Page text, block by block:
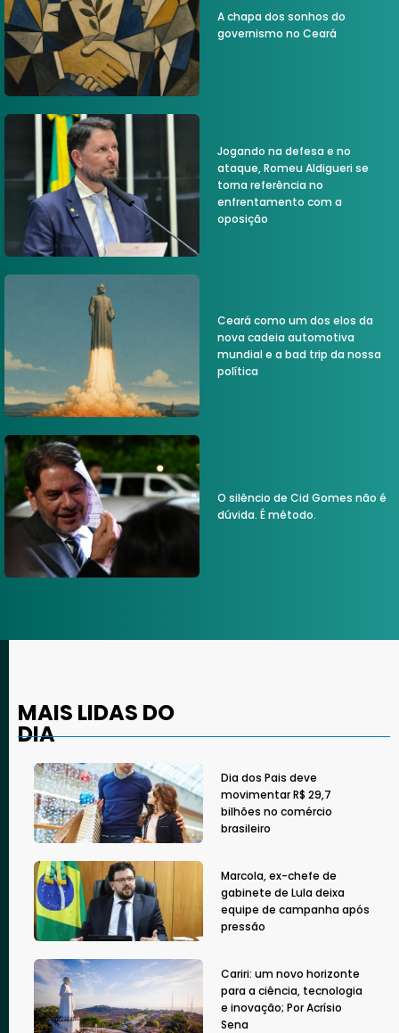
A chapa dos sonhos do
governismo no Ceará
Jogando na defesa e no
ataque, Romeu Aldigueri se
torna referência no
enfrentamento com a
oposição
Ceará como um dos elos da
nova cadeia automotiva
mundial e a bad trip da nossa
política
O silêncio de Cid Gomes não é
dúvida. É método.
MAIS LIDAS DO
DIA
Dia dos Pais deve
movimentar R$ 29,7
bilhões no comércio
brasileiro
Marcola, ex-chefe de
gabinete de Lula deixa
equipe de campanha após
pressão
Cariri: um novo horizonte
para a ciência, tecnologia
e inovação; Por Acrísio
Sena